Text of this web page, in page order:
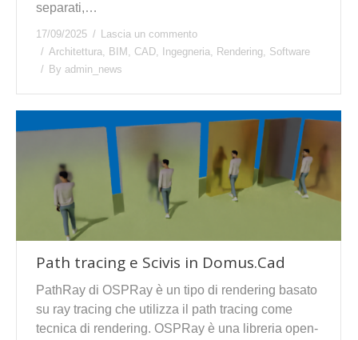
separati,…
17/09/2025
Lascia un commento
Architettura, BIM , CAD, Ingegneria, Rendering, Software
By admin_news
Path tracing e Scivis in Domus.Cad
PathRay di OSPRay è un tipo di rendering basato
su ray tracing che utilizza il path tracing come
tecnica di rendering. OSPRay è una libreria open-